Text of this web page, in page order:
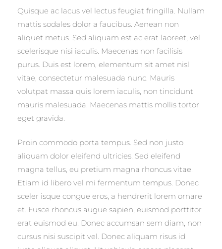
Quisque ac lacus vel lectus feugiat fringilla. Nullam
mattis sodales dolor a faucibus. Aenean non
aliquet metus. Sed aliquam est ac erat laoreet, vel
scelerisque nisi iaculis. Maecenas non facilisis
purus. Duis est lorem, elementum sit amet nisl
vitae, consectetur malesuada nunc. Mauris
volutpat massa quis lorem iaculis, non tincidunt
mauris malesuada. Maecenas mattis mollis tortor
eget gravida.
Proin commodo porta tempus. Sed non justo
aliquam dolor eleifend ultricies. Sed eleifend
magna tellus, eu pretium magna rhoncus vitae.
Etiam id libero vel mi fermentum tempus. Donec
sceler isque congue eros, a hendrerit lorem ornare
et. Fusce rhoncus augue sapien, euismod porttitor
erat euismod eu. Donec accumsan sem diam, non
cursus nisi suscipit vel. Donec aliquam risus id